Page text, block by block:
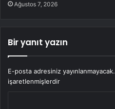
Ağustos 7, 2026
Bir yanıt yazın
E-posta adresiniz yayınlanmayacak.
işaretlenmişlerdir